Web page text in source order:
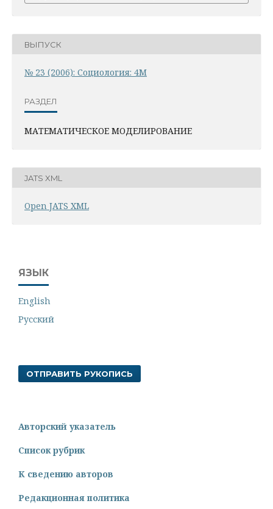
ВЫПУСК
№ 23 (2006): Социология: 4М
РАЗДЕЛ
МАТЕМАТИЧЕСКОЕ МОДЕЛИРОВАНИЕ
JATS XML
Open JATS XML
ЯЗЫК
English
Русский
ОТПРАВИТЬ РУКОПИСЬ
Авторский указатель
Список рубрик
К сведению авторов
Редакционная политика